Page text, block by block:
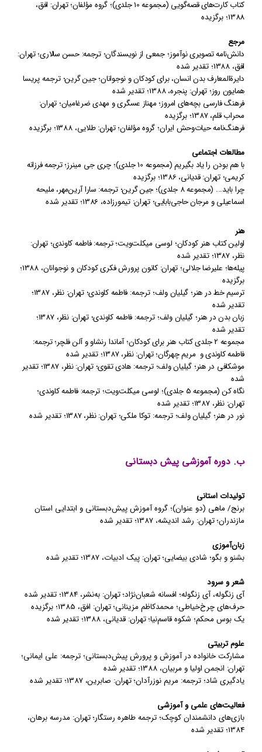
کتاب‌ کارت‌های قصه‌گویی (مجموعه 10 جلدی)
؛گروه مؤلفان؛ تهران: افق،
1388؛ برگزیده
مرجع
دانش‌نامه تصویری نوآموز؛جمعی از نویسندگان؛ ترجمه: حسن سالاری؛ تهران:
افق،1388؛تقدیر شده
دایرة‌المعارف بدن انسان، برای کودکان و نوجوانان؛جین گرین؛ترجمهپریسا
همایون روز؛ تهران: پنجره،1388؛ تقدیر شده
فرهنگ فارسی بچه‌های امروز؛مهناز عسگری و مهدی ضرغامیان؛ تهران:
محراب قلم،1387؛ برگزیده
فرهنگ‌نامه حیات‌وحش ایران؛ گروه مؤلفان؛ تهران: طلایی،1388؛برگزیده
مطالعات اجتماعی
با هم بودن را یاد بگیریم (مجموعه 10 جلدی)
؛چری جی مینرز؛ ترجمه فرزانه
کریمی؛ تهران: قدیانی، 1386؛ برگزیده
چرا باید... (مجموعه 8 جلدی)
؛ جین گرین؛ ترجمه: سارا آرین‌مهر، ملیحه
اسماعیلی ومرجان حاجی‌بابایی؛ تهران: تیمورزاده، 1386؛ تقدیر شده
هنر
اولین کتاب هنر کودکان؛ لوسی میکلت‌ویت؛ ترجمه: فاطمه کاوندی؛ تهران:
نظر،1387؛تقدیر شده
پیله‌ها؛ علیرضا جلالی؛ تهران:کانون پرورش فکری کودکان و نوجوانان،1388؛
برگزیده
ترسیم خط در هنر؛ گیلیان ولف؛ ترجمه: فاطمه کاوندی؛ تهران: نظر،1387؛
تقدیر شده
زبان بدن در هنر؛ گیلیان ولف؛ ترجمه: فاطمه کاوندی؛ تهران: نظر،1387؛
تقدیر شده
مجموعه 2 جلدی کتاب هنر برای کودکان
؛آماندا رنشاو و آلن فلچر؛ ترجمه:
فاطمه کاوندی و مریم چهرگان؛ تهران: نظر،1387؛ تقدیر شده
موشکافی در هنر؛گیلیان ولف؛ترجمه:هادی تقوی؛ تهران: نظر،1387؛تقدیر
شده
نگاه کن (مجموعه 5 جلدی)
؛ لوسی میکلت‌ویت؛ ترجمه: فاطمه کاوندی؛
تهران:نظر،1387؛تقدیر شده
نور در هنر؛گیلیان ولف؛ترجمه:توکا ملکی؛ تهران: نظر،1387؛تقدیر شده
ب. دوره آموزشی پیش دبستانی
تولیدات استانی
برنج/ ماهی (دو عنوان)؛ گروه آموزش پیش‌دبستانی و ابتدایی استان
مازندران؛ تهران: رشد اندیشه، 1387؛ تقدیر شده
زبان‌آموزی
بشنو و بگو؛ شادی بیضایی؛ تهران: پیک ادبیات، 1387؛ تقدیر شده
شعر و سرود
آی زنگوله، آی زنگوله؛ افسانه شعبان‌نژاد؛ تهران: به‌نشر، 1384؛ تقدیر شده
حرف‌های چرخ‌خیاطی؛ محمدکاظم مزینانی؛ تهران: افق، 1385؛ برگزیده
یک بوس محکم؛ شکوه قاسم‌نیا؛ تهران: قدیانی، 1388؛ تقدیر شده
علوم تربیتی
مشارکت خانواده در آموزش ‌و پرورش پیش‌دبستانی؛ ترجمه: علی ایمانی؛
تهران: انجمن اولیا و مربیان،1388؛تقدیر شده
یادگیری شاد؛ ترجمه: مریم نوزرآدان؛ تهران: صابرین، 1387؛ تقدیر شده
فعالیت‌های علمی و آموزشی
بازی‌های دانشمندان کوچک؛ ترجمه طاهره رستگار؛ تهران: مدرسه برهان،
1384؛ تقدیر شده